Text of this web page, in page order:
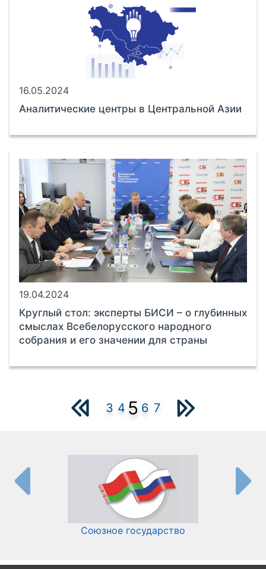
16.05.2024
Аналитические центры в Центральной Азии
19.04.2024
Круглый стол: эксперты БИСИ – о глубинных
смыслах Всебелорусского народного
собрания и его значении для страны
3 4 5 6 7
Союзное государство